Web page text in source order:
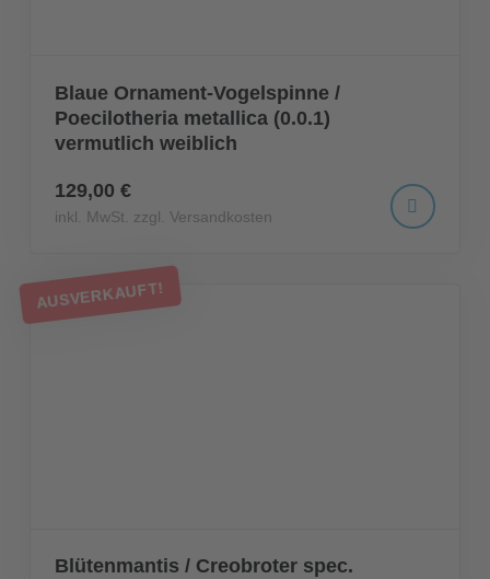
Blaue Ornament-Vogelspinne /
Poecilotheria metallica (0.0.1)
vermutlich weiblich
129,00 €
inkl. MwSt. zzgl. Versandkosten
Blütenmantis / Creobroter spec.
AUSVERKAUFT!